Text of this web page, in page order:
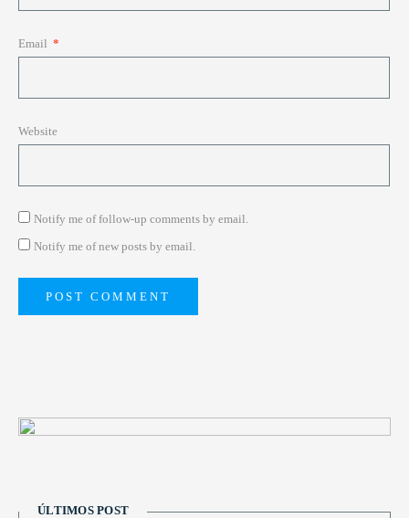
Email *
Website
Notify me of follow-up comments by email.
Notify me of new posts by email.
ÚLTIMOS POST